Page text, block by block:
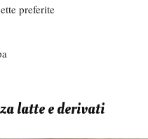
preferite
latte e derivati